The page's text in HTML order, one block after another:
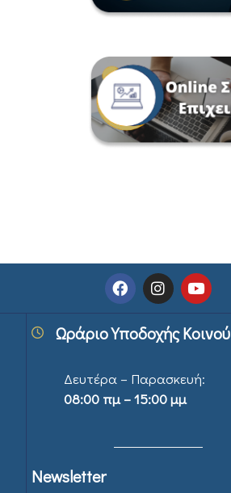
Ωράριο Υποδοχής Κοινού
Δευτέρα – Παρασκευή:
08:00 πμ – 15:00 μμ
Newsletter